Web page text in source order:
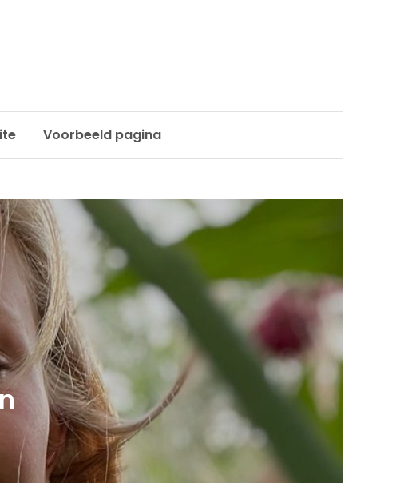
Voorbeeld pagina